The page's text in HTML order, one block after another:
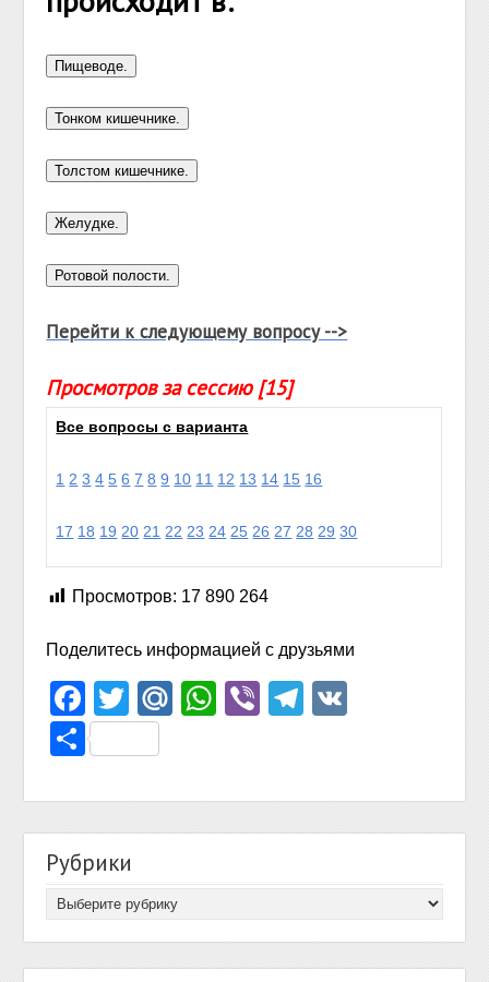
Перейти к следующему вопросу -->
Просмотров за сессию [15]
Все вопросы с варианта
1 2 3 4 5 6 7 8 9 10 11 12 13 14 15 16
17 18 19 20 21 22 23 24 25 26 27 28 29 30
Просмотров: 17 890 264
Поделитесь информацией с друзьями
Facebook
TwitterMail.Ru
WhatsApp
ViberTelegram
Отправить
Рубрики